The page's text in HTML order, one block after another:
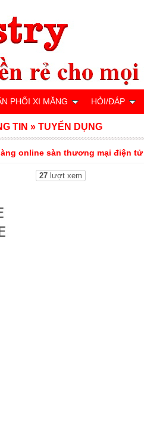
online sàn thương mại điện tử
27lượt xem
TIN »TUYỂN DỤNG
PHỐI XI MĂNG HỎI/ĐÁP